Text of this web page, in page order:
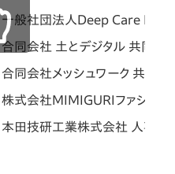
一般社団法人Deep Care Lab
合同会社 土とデジタル 共同代
合同会社メッシュワーク 共同
株式会社MIMIGURIファシリテ
本田技研工業株式会社 人事